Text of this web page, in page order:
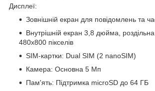
Дисплеї:
Зовнішній екран для повідомлень та
Внутрішній екран 3,8 дюйма, роздільна
480x800 пікселів
SIM-картки: Dual SIM (2 nanoSIM)
Камера: Основна 5 Мп
Пам'ять: Підтримка microSD до 64 ГБ